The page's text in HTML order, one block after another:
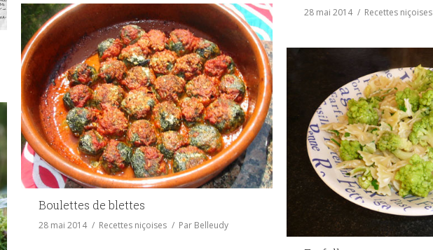
28 mai 2014 Recettes niçoises
Boulettes de blettes
28 mai 2014 Recettes niçoises Par Belleudy